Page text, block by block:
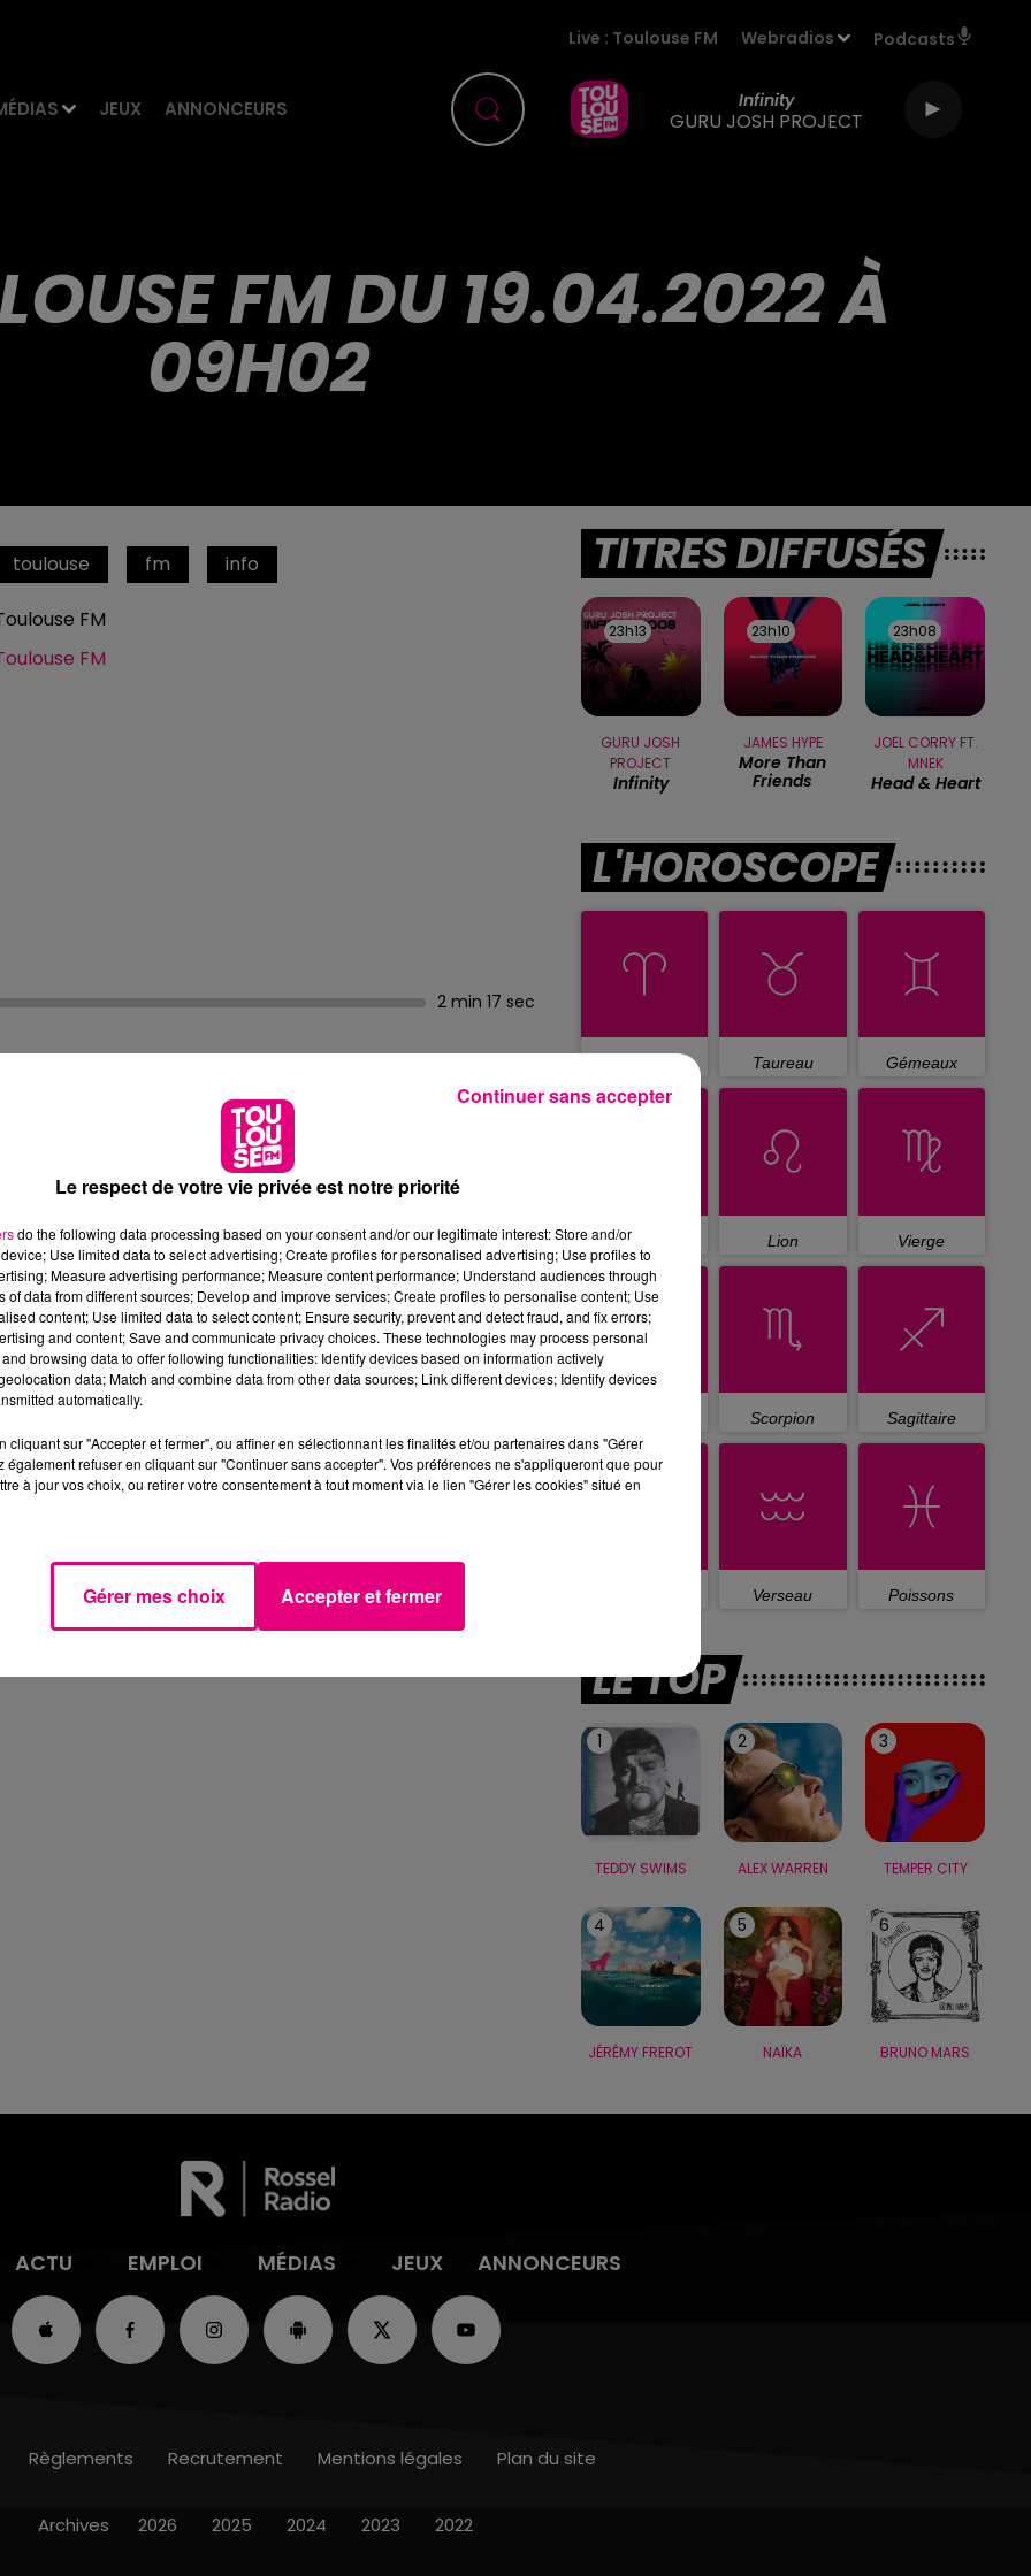
JEUX ANNONCEURS
Live : Toulouse FM Webradios Podcasts
Infinity
GURU JOSH PROJECT
FM DU 19.04.2022 À
09H02
toulouse fm info
FM
FM
2 min 17 sec
TITRES DIFFUSÉS
23h13
23h13
GURU JOSH
PROJECT
Infinity
23h10
23h10
JAMES HYPE
More Than
Friends
23h08
23h08
JOEL CORRY FT.
MNEK
Head & Heart
L'HOROSCOPE
Taureau Gémeaux
Cancer Lion Vierge
Scorpion Sagittaire
Verseau Poissons
LE TOP
1
TEDDY SWIMS
2
ALEX WARREN
3
TEMPER CITY
4
JÉRÉMY FREROT
5
NAÏKA
6
BRUNO MARS
ACTU EMPLOI MÉDIAS JEUX ANNONCEURS
Règlements Recrutement Mentions légales Plan du site
Archives 2026 2025 2024 2023 2022
Le respect de votre vie privée est notre priorité
do the following data processing based on your consent and/or our legitimate interest: Store and/or
Use limited data to select advertising; Create profiles for personalised advertising; Use profiles to
Measure advertising performance; Measure content performance; Understand audiences through
of data from different sources; Develop and improve services; Create profiles to personalise content; Use
content; Use limited data to select content; Ensure security, prevent and detect fraud, and fix errors;
and content; Save and communicate privacy choices. These technologies may process personal
browsing data to offer following functionalities: Identify devices based on information actively
data; Match and combine data from other data sources; Link different devices; Identify devices
automatically.
cliquant sur "Accepter et fermer", ou affiner en sélectionnant les finalités et/ou partenaires dans "Gérer
également refuser en cliquant sur "Continuer sans accepter". Vos préférences ne s'appliqueront que pour
à jour vos choix, ou retirer votre consentement à tout moment via le lien "Gérer les cookies" situé en
Gérer mes choix Accepter et fermer
Continuer sans accepter